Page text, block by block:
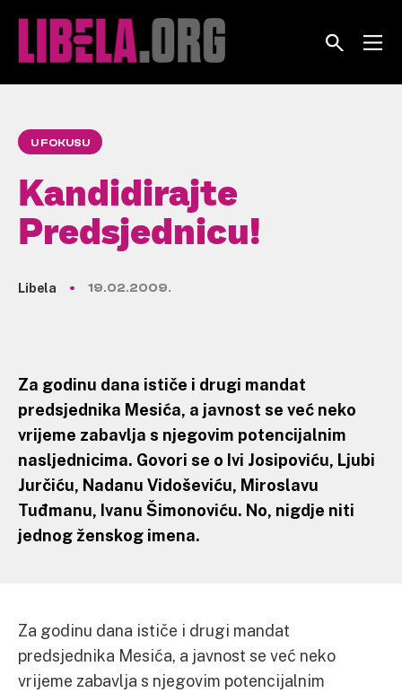
U FOKUSU
Kandidirajte
Predsjednicu!
Libela 19.02.2009.
Za godinu dana ističe i drugi mandat
predsjednika Mesića, a javnost se već neko
vrijeme zabavlja s njegovim potencijalnim
nasljednicima. Govori se o Ivi Josipoviću, Ljubi
Jurčiću, Nadanu Vidoševiću, Miroslavu
Tuđmanu, Ivanu Šimonoviću. No, nigdje niti
jednog ženskog imena.
Za godinu dana ističe i drugi mandat
predsjednika Mesića, a javnost se već neko
vrijeme zabavlja s njegovim potencijalnim